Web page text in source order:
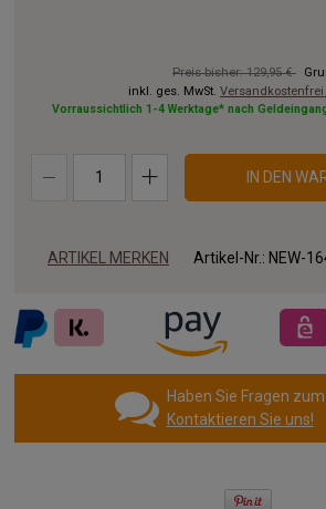
Preis bisher: 129,95 €
inkl. ges. MwSt.
Vorraussichtlich 1-4 Werktage* nach
IN DEN
ARTIKEL MERKEN Artikel-Nr.: NEW-
Haben Sie Fragen
Kontaktieren Sie uns!